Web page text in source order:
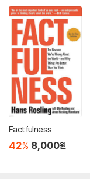
Factfulness
42% 8,000원